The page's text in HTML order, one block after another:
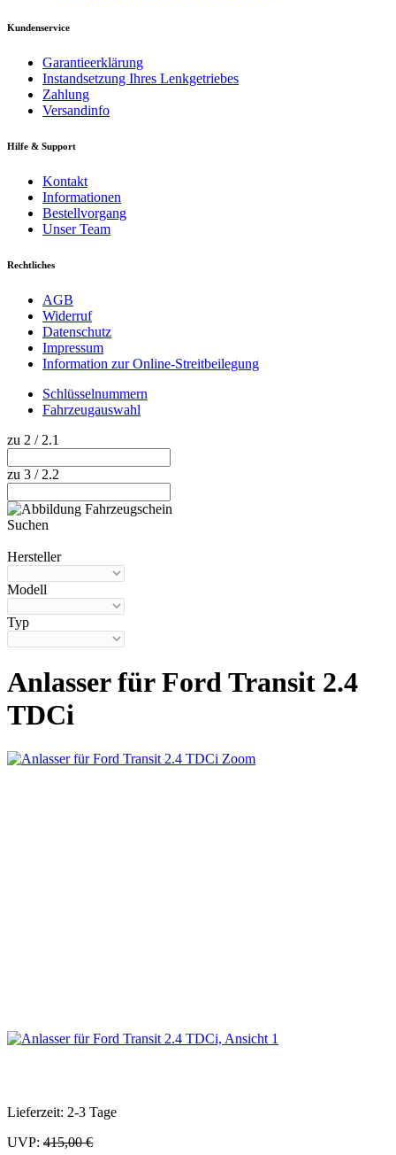
Kundenservice
Garantieerklärung
Instandsetzung Ihres Lenkgetriebes
Zahlung
Versandinfo
Hilfe & Support
Kontakt
Informationen
Bestellvorgang
Unser Team
Rechtliches
AGB
Widerruf
Datenschutz
Impressum
Information zur Online-Streitbeilegung
Schlüsselnummern
Fahrzeugauswahl
zu 2 / 2.1
zu 3 / 2.2
Suchen
Hersteller
Modell
Typ
Anlasser für Ford Transit 2.4
TDCi
Zoom
Lieferzeit: 2-3 Tage
UVP: 415,00 €